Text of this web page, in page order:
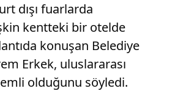
dışı fuarlarda
kentteki bir otelde
konuşan Belediye
Erkek, uluslararası
olduğunu söyledi.